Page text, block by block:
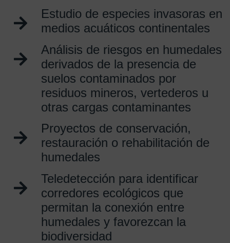
Estudio de especies invasoras en
medios acuáticos continentales
Análisis de riesgos en humedales
derivados de la presencia de
suelos contaminados por
residuos mineros, vertederos u
otras cargas contaminantes
Proyectos de conservación,
restauración o rehabilitación de
humedales
Teledetección para identificar
corredores ecológicos que
permitan la conexión entre
humedales y favorezcan la
biodiversidad